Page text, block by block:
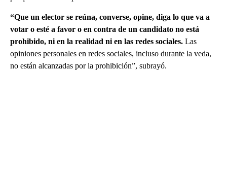
“Que un elector se reúna, converse, opine, diga lo que va a
votar o esté a favor o en contra de un candidato no está
prohibido, ni en la realidad ni en las redes sociales. Las
opiniones personales en redes sociales, incluso durante la veda,
no están alcanzadas por la prohibición”, subrayó.